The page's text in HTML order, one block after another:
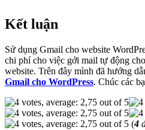
Kết luận
Sử dụng Gmail cho website
chi phí cho việc gởi mail tự động
website. Trên đây mình đã hướng
Gmail cho WordPress. Chúc các
(4